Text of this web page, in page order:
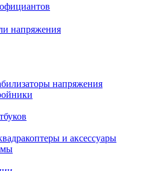
напряжения
напряжения
и аксессуары